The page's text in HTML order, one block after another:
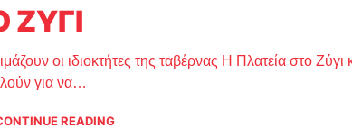
ΖΥΓΙ
οι ιδιοκτήτες της ταβέρνας Η Πλατεία στο Ζύγι
για να…
READING